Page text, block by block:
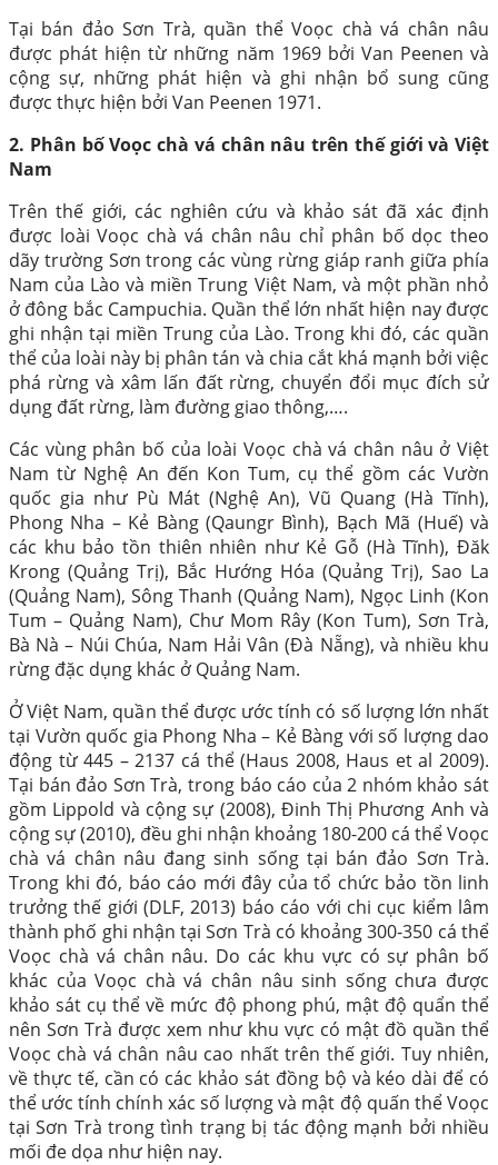
Tại bán đảo Sơn Trà, quần thể Voọc chà vá chân nâu
được phát hiện từ những năm 1969 bởi Van Peenen và
cộng sự, những phát hiện và ghi nhận bổ sung cũng
được thực hiện bởi Van Peenen 1971.
2. Phân bố Voọc chà vá chân nâu trên thế giới và Việt
Nam
Trên thế giới, các nghiên cứu và khảo sát đã xác định
được loài Voọc chà vá chân nâu chỉ phân bố dọc theo
dãy trường Sơn trong các vùng rừng giáp ranh giữa phía
Nam của Lào và miền Trung Việt Nam, và một phần nhỏ
ở đông bắc Campuchia. Quần thể lớn nhất hiện nay được
ghi nhận tại miền Trung của Lào. Trong khi đó, các quần
thể của loài này bị phân tán và chia cắt khá mạnh bởi việc
phá rừng và xâm lấn đất rừng, chuyển đổi mục đích sử
dụng đất rừng, làm đường giao thông,….
Các vùng phân bố của loài Voọc chà vá chân nâu ở Việt
Nam từ Nghệ An đến Kon Tum, cụ thể gồm các Vườn
quốc gia như Pù Mát (Nghệ An), Vũ Quang (Hà Tĩnh),
Phong Nha – Kẻ Bàng (Qaungr Bình), Bạch Mã (Huế) và
các khu bảo tồn thiên nhiên như Kẻ Gỗ (Hà Tĩnh), Đăk
Krong (Quảng Trị), Bắc Hướng Hóa (Quảng Trị), Sao La
(Quảng Nam), Sông Thanh (Quảng Nam), Ngọc Linh (Kon
Tum – Quảng Nam), Chư Mom Rây (Kon Tum), Sơn Trà,
Bà Nà – Núi Chúa, Nam Hải Vân (Đà Nẵng), và nhiều khu
rừng đặc dụng khác ở Quảng Nam.
Ở Việt Nam, quần thể được ước tính có số lượng lớn nhất
tại Vườn quốc gia Phong Nha – Kẻ Bàng với số lượng dao
động từ 445 – 2137 cá thể (Haus 2008, Haus et al 2009).
Tại bán đảo Sơn Trà, trong báo cáo của 2 nhóm khảo sát
gồm Lippold và cộng sự (2008), Đinh Thị Phương Anh và
cộng sự (2010), đều ghi nhận khoảng 180-200 cá thể Voọc
chà vá chân nâu đang sinh sống tại bán đảo Sơn Trà.
Trong khi đó, báo cáo mới đây của tổ chức bảo tồn linh
trưởng thế giới (DLF, 2013) báo cáo với chi cục kiểm lâm
thành phố ghi nhận tại Sơn Trà có khoảng 300-350 cá thể
Voọc chà vá chân nâu. Do các khu vực có sự phân bố
khác của Voọc chà vá chân nâu sinh sống chưa được
khảo sát cụ thể về mức độ phong phú, mật độ quẩn thể
nên Sơn Trà được xem như khu vực có mật đồ quần thể
Voọc chà vá chân nâu cao nhất trên thế giới. Tuy nhiên,
về thực tế, cần có các khảo sát đồng bộ và kéo dài để có
thể ước tính chính xác số lượng và mật độ quấn thể Voọc
tại Sơn Trà trong tình trạng bị tác động mạnh bởi nhiều
mối đe dọa như hiện nay.